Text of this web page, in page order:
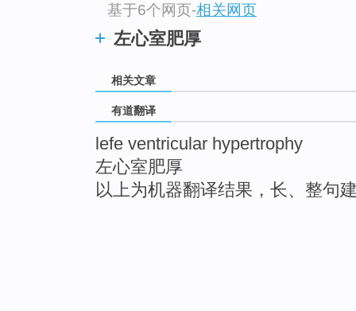
基于6个网页-相关网页
左心室肥厚
相关文章
有道翻译
lefe ventricular hypertrophy
左心室肥厚
以上为机器翻译结果，长、整句